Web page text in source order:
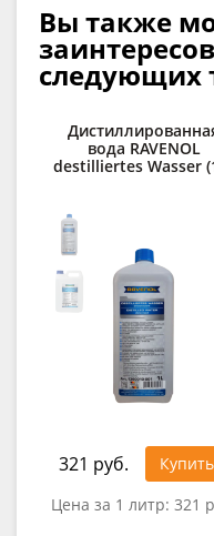
Вы также
следующих
вода RAVENOL
destilliertes Wasser
321 руб.
Купить
Цена за 1 литр: 321